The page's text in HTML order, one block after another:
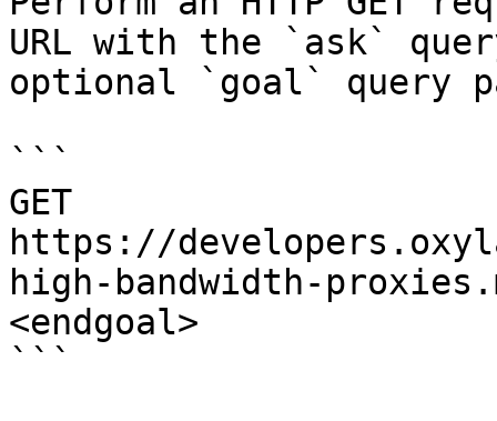
URL with the `ask`
optional `goal` query
```
GET
https://
high-bandwidth-
<endgoal>
```